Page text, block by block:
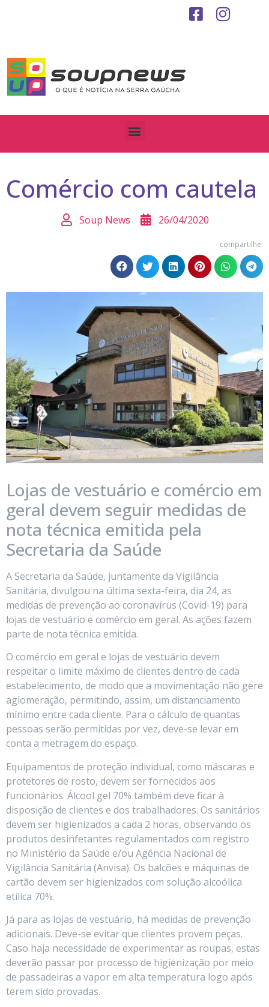
Comércio com cautela
Soup News 26/04/2020
compartilhe:
Lojas de vestuário e comércio em
geral devem seguir medidas de
nota técnica emitida pela
Secretaria da Saúde
A Secretaria da Saúde, juntamente da Vigilância
Sanitária, divulgou na última sexta-feira, dia 24, as
medidas de prevenção ao coronavírus (Covid-19) para
lojas de vestuário e comércio em geral. As ações fazem
parte de nota técnica emitida.
O comércio em geral e lojas de vestuário devem
respeitar o limite máximo de clientes dentro de cada
estabelecimento, de modo que a movimentação não gere
aglomeração, permitindo, assim, um distanciamento
mínimo entre cada cliente. Para o cálculo de quantas
pessoas serão permitidas por vez, deve-se levar em
conta a metragem do espaço.
Equipamentos de proteção individual, como máscaras e
protetores de rosto, devem ser fornecidos aos
funcionários. Álcool gel 70% também deve ficar à
disposição de clientes e dos trabalhadores. Os sanitários
devem ser higienizados a cada 2 horas, observando os
produtos desinfetantes regulamentados com registro
no Ministério da Saúde e/ou Agência Nacional de
Vigilância Sanitária (Anvisa). Os balcões e máquinas de
cartão devem ser higienizados com solução alcoólica
etílica 70%.
Já para as lojas de vestuário, há medidas de prevenção
adicionais. Deve-se evitar que clientes provem peças.
Caso haja necessidade de experimentar as roupas, estas
deverão passar por processo de higienização por meio
de passadeiras a vapor em alta temperatura logo após
terem sido provadas.